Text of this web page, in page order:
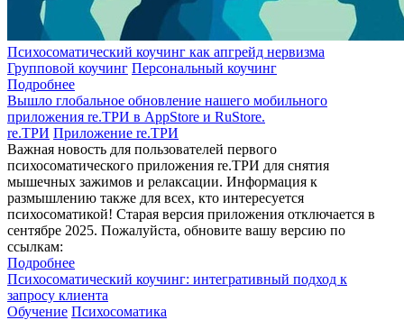
Психосоматический коучинг как апгрейд нервизма
Групповой коучинг Персональный коучинг
Подробнее
Вышло глобальное обновление нашего мобильного
приложения re.ТРИ в AppStore и RuStore.
re.ТРИ Приложение re.ТРИ
Важная новость для пользователей первого
психосоматического приложения re.ТРИ для снятия
мышечных зажимов и релаксации. Информация к
размышлению также для всех, кто интересуется
психосоматикой! Старая версия приложения отключается в
сентябре 2025. Пожалуйста, обновите вашу версию по
ссылкам:
Подробнее
Психосоматический коучинг: интегративный подход к
запросу клиента
Обучение Психосоматика